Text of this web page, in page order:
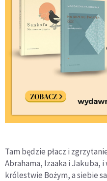
Tam będzie płacz i
Abrahama, Izaaka i Jakuba,
królestwie Bożym, a siebie